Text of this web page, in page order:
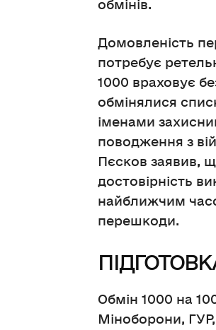
обмінів.
Домовленість
потребує
1000 враховує
обмінялися
іменами
поводження з
Пєсков заявив,
достовірність
найближчим
перешкоди.
Обмін 1000 на
Міноборони,